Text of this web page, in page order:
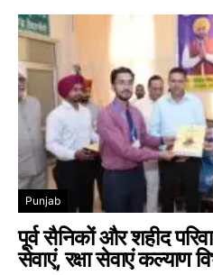
Punjab
पूर्व सैनिकों और शहीद
सेवाएं, रक्षा सेवाएं कल्याण